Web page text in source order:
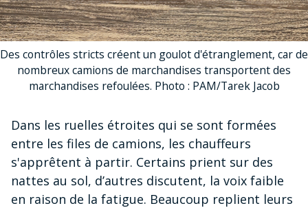
Des contrôles stricts créent un goulot d'étranglement, car de
nombreux camions de marchandises transportent des
marchandises refoulées. Photo : PAM/Tarek Jacob
Dans les ruelles étroites qui se sont formées
entre les files de camions, les chauffeurs
s'apprêtent à partir. Certains prient sur des
nattes au sol, d’autres discutent, la voix faible
en raison de la fatigue. Beaucoup replient leurs